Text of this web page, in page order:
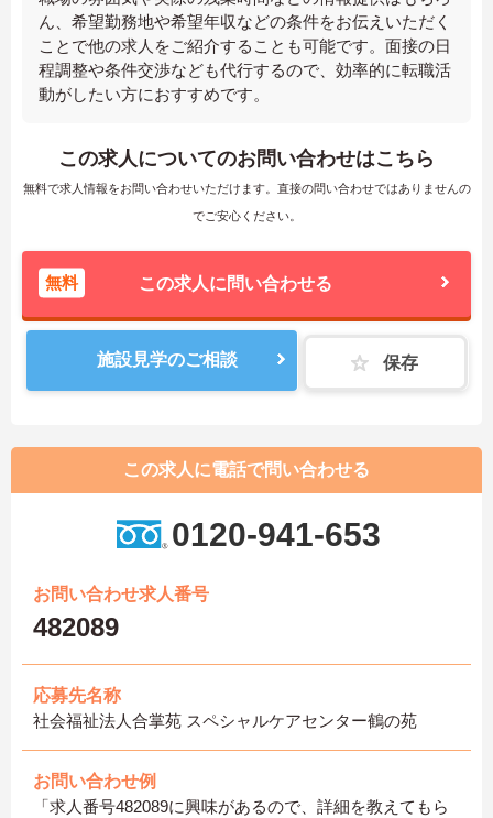
ん、希望勤務地や希望年収などの条件をお伝えいただく
ことで他の求人をご紹介することも可能です。面接の日
程調整や条件交渉なども代行するので、効率的に転職活
動がしたい方におすすめです。
この求人についてのお問い合わせはこちら
無料で求人情報をお問い合わせいただけます。直接の問い合わせではありませんの
でご安心ください。
無料 この求人に問い合わせる
施設見学のご相談 保存
この求人に電話で問い合わせる
0120-941-653
お問い合わせ求人番号
482089
応募先名称
社会福祉法人合掌苑 スペシャルケアセンター鶴の苑
お問い合わせ例
「求人番号482089に興味があるので、詳細を教えてもら